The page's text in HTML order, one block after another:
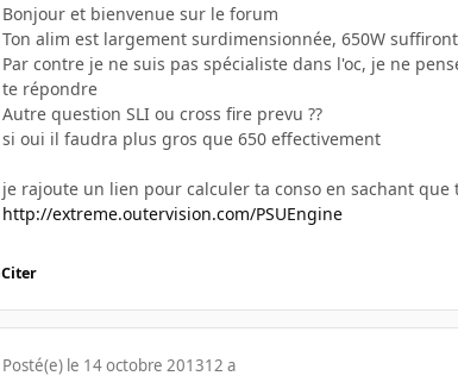
Bonjour et bienvenue sur le forum
Ton alim est largement surdimensionnée, 650W suffiront
Par contre je ne suis pas spécialiste dans l'oc, je ne
te répondre
Autre question SLI ou cross fire prevu ??
si oui il faudra plus gros que 650 effectivement
je rajoute un lien pour calculer ta conso en sachant
http://extreme.outervision.com/PSUEngine
Citer
Posté(e) le 14 octobre 201312 a